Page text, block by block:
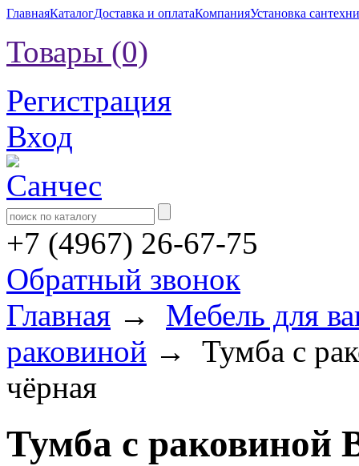
ГлавнаяКаталогДоставка и оплатаКомпанияУстановка
Товары (0)
Регистрация
Вход
+7 (4967) 26-67-75
Обратный звонок
Главная → Мебель для
раковиной → Тумба с
чёрная
Тумба с раковиной